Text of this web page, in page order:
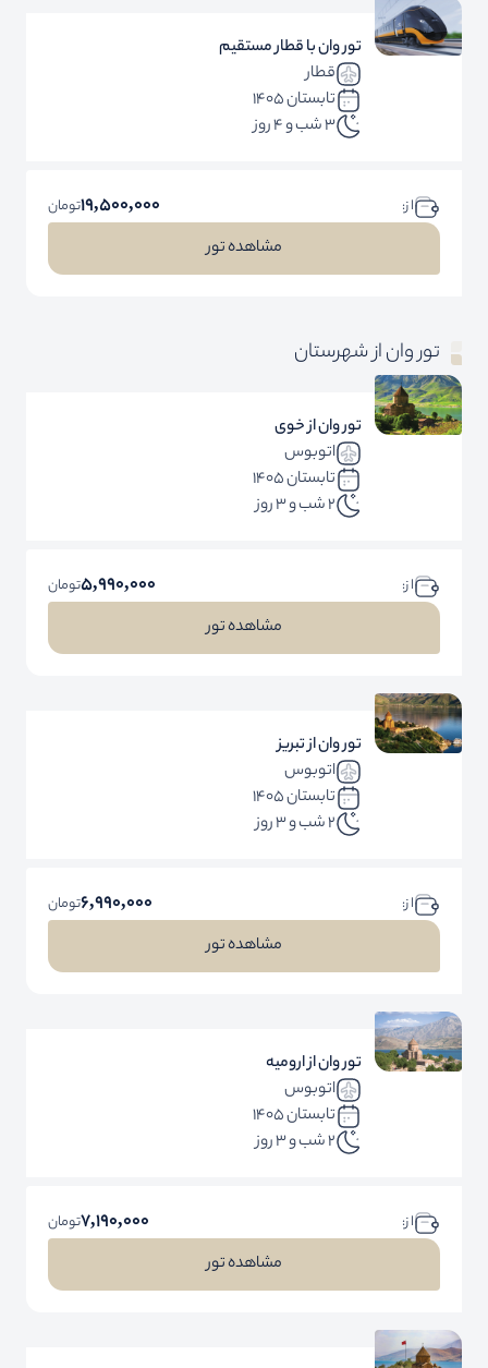
تور وان با قطار مستقیم
قطار
تابستان 1405
3 شب و 4 روز
ا ز: 19,500,000تومان
مشاهده تور
تور وان از شهرستان
تور وان از خوی
اتوبوس
تابستان 1405
2 شب و 3 روز
ا ز: 5,990,000تومان
مشاهده تور
تور وان از تبریز
اتوبوس
تابستان 1405
2 شب و 3 روز
ا ز: 6,990,000تومان
مشاهده تور
تور وان از ارومیه
اتوبوس
تابستان 1405
2 شب و 3 روز
ا ز: 7,190,000تومان
مشاهده تور